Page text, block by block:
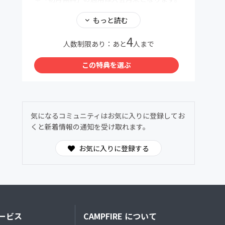
＊不明点は親子料理部事務局までお気軽にお問
い合わせください
親子料理部事務局公式LINE
https://lin.ee/GnmnXQs
＜この特典を選ぶ＞をタップすると参加手続き
もっと読む
人数制限あり：あと4人まで
この特典を選ぶ
気になるコミュニティはお気に入りに登録してお
くと新着情報の通知を受け取れます。
お気に入りに登録する
ビス CAMPFIRE について